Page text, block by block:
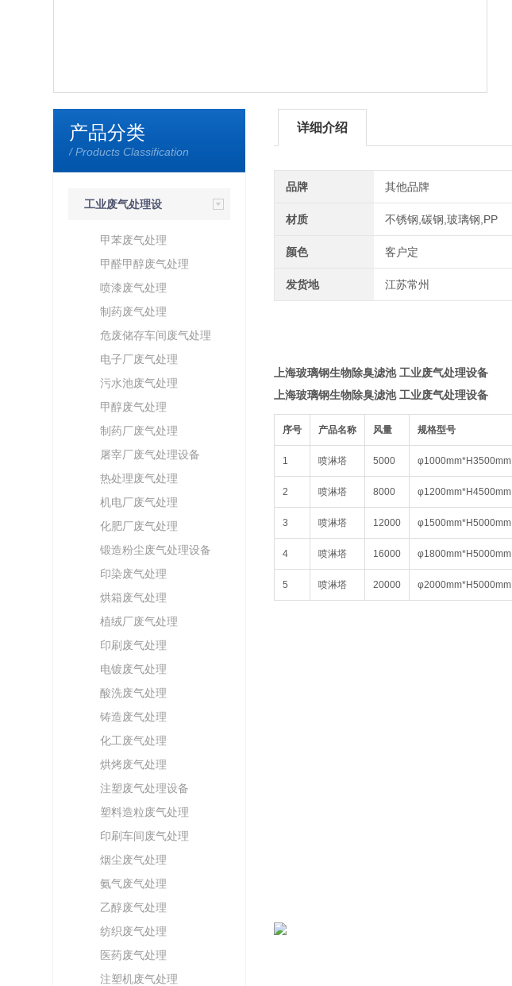
产品分类
/ Products Classification
工业废气处理设
甲苯废气处理
甲醛甲醇废气处理
喷漆废气处理
制药废气处理
危废储存车间废气处理
电子厂废气处理
污水池废气处理
甲醇废气处理
制药厂废气处理
屠宰厂废气处理设备
热处理废气处理
机电厂废气处理
化肥厂废气处理
锻造粉尘废气处理设备
印染废气处理
烘箱废气处理
植绒厂废气处理
印刷废气处理
电镀废气处理
酸洗废气处理
铸造废气处理
化工废气处理
烘烤废气处理
注塑废气处理设备
塑料造粒废气处理
印刷车间废气处理
烟尘废气处理
氨气废气处理
乙醇废气处理
纺织废气处理
医药废气处理
注塑机废气处理
详细介绍
品牌 其他品牌
材质 不锈钢,碳钢,玻璃钢,PP
颜色 客户定
发货地 江苏常州
上海玻璃钢生物除臭滤池 工业废气处理设备
上海玻璃钢生物除臭滤池 工业废气处理设备
序号 产品名称 风量 规格型号
1 喷淋塔 5000 φ1000mm*H3500mm
2 喷淋塔 8000 φ1200mm*H4500mm
3 喷淋塔 12000 φ1500mm*H5000mm
4 喷淋塔 16000 φ1800mm*H5000mm
5 喷淋塔 20000 φ2000mm*H5000mm